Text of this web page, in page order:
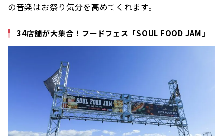
の音楽はお祭り気分を高めてくれます。
34店舗が大集合！フードフェス「SOUL FOOD JAM」